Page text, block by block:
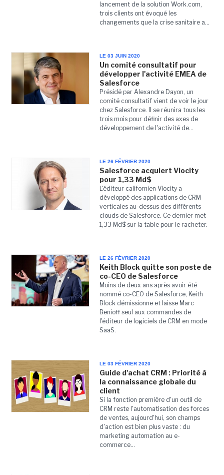
lancement de la solution Work.com,
trois clients ont évoqué les
changements que la crise sanitaire a...
LE 03 JUIN 2020
Un comité consultatif pour
développer l'activité EMEA de
Salesforce
Présidé par Alexandre Dayon, un
comité consultatif vient de voir le jour
chez Salesforce. Il se réunira tous les
trois mois pour définir des axes de
développement de l'activité de...
LE 26 FÉVRIER 2020
Salesforce acquiert Vlocity
pour 1,33 Md$
L'éditeur californien Vlocity a
développé des applications de CRM
verticales au-dessus des différents
clouds de Salesforce. Ce dernier met
1,33 Md$ sur la table pour le racheter.
LE 26 FÉVRIER 2020
Keith Block quitte son poste de
co-CEO de Salesforce
Moins de deux ans après avoir été
nommé co-CEO de Salesforce, Keith
Block démissionne et laisse Marc
Benioff seul aux commandes de
l'éditeur de logiciels de CRM en mode
SaaS.
LE 03 FÉVRIER 2020
Guide d'achat CRM : Priorité à
la connaissance globale du
client
Si la fonction première d'un outil de
CRM reste l'automatisation des forces
de ventes, aujourd'hui, son champs
d'action est bien plus vaste : du
marketing automation au e-
commerce...